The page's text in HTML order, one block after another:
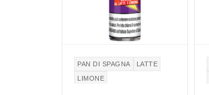
PAN DI SPAGNA
LATTE
LIMONE